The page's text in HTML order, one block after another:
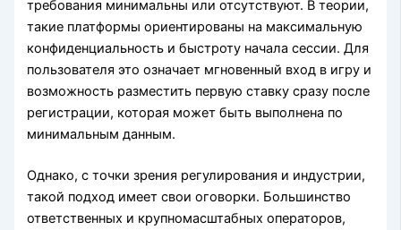
требования минимальны или отсутствуют. В теории,
такие платформы ориентированы на максимальную
конфиденциальность и быстроту начала сессии. Для
пользователя это означает мгновенный вход в игру и
возможность разместить первую ставку сразу после
регистрации, которая может быть выполнена по
минимальным данным.
Однако, с точки зрения регулирования и индустрии,
такой подход имеет свои оговорки. Большинство
ответственных и крупномасштабных операторов,